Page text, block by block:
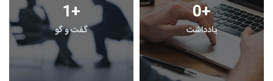
1+
گفت و گو
0+
یادداشت